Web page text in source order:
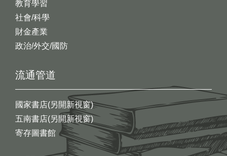
教育學習
社會/科學
財金產業
政治/外交/國防
流通管道
國家書店(另開新視窗)
五南書店(另開新視窗)
寄存圖書館